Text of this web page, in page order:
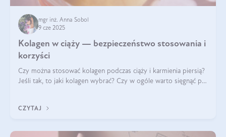
mgr inż. Anna Sobol
9 cze 2025
Kolagen w ciąży — bezpieczeństwo stosowania i
korzyści
Czy można stosować kolagen podczas ciąży i karmienia piersią?
Jeśli tak, to jaki kolagen wybrać? Czy w ogóle warto sięgnąć po
CZYTAJ